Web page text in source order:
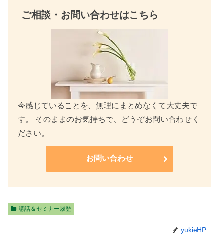
ご相談・お問い合わせはこちら
今感じていることを、無理にまとめなくて大丈夫で
す。 そのままのお気持ちで、どうぞお問い合わせく
ださい。
お問い合わせ
講話＆セミナー履歴
yukieHP